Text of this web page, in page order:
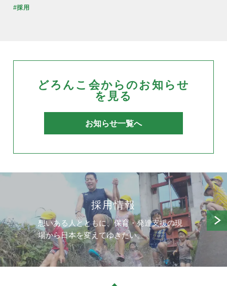
#採用
どろんこ会からのお知らせ
を見る
お知らせ一覧へ
採用情報
想いある人とともに、保育・発達支援の現
場から日本を変えてゆきたい。